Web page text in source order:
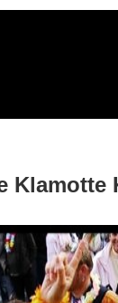
Klamotte